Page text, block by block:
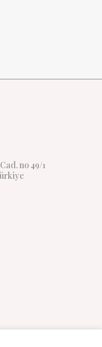
no 49/1